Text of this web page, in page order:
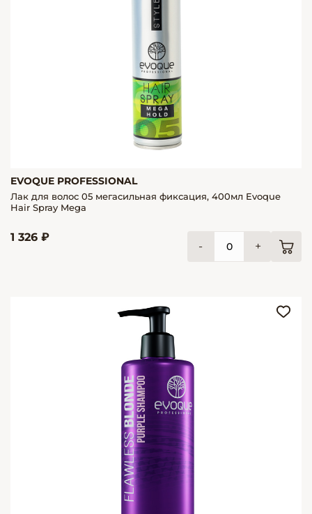
EVOQUE PROFESSIONAL
Лак для волос 05 мегасильная фиксация, 400мл Evoque
Hair Spray Mega
1 326 ₽
- +